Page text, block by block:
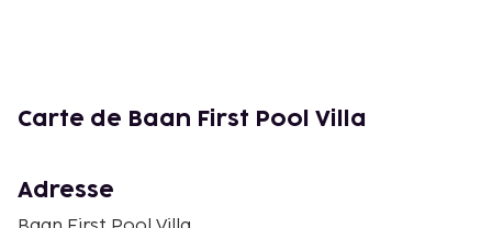
Carte de Baan First Pool Villa
Adresse